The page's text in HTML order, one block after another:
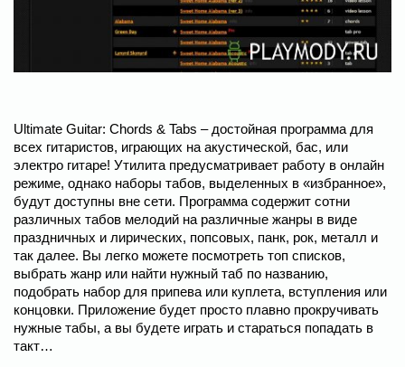
Ultimate Guitar: Chords & Tabs – достойная программа для
всех гитаристов, играющих на акустической, бас, или
электро гитаре! Утилита предусматривает работу в онлайн
режиме, однако наборы табов, выделенных в «избранное»,
будут доступны вне сети. Программа содержит сотни
различных табов мелодий на различные жанры в виде
праздничных и лирических, попсовых, панк, рок, металл и
так далее. Вы легко можете посмотреть топ списков,
выбрать жанр или найти нужный таб по названию,
подобрать набор для припева или куплета, вступления или
концовки. Приложение будет просто плавно прокручивать
нужные табы, а вы будете играть и стараться попадать в
такт…